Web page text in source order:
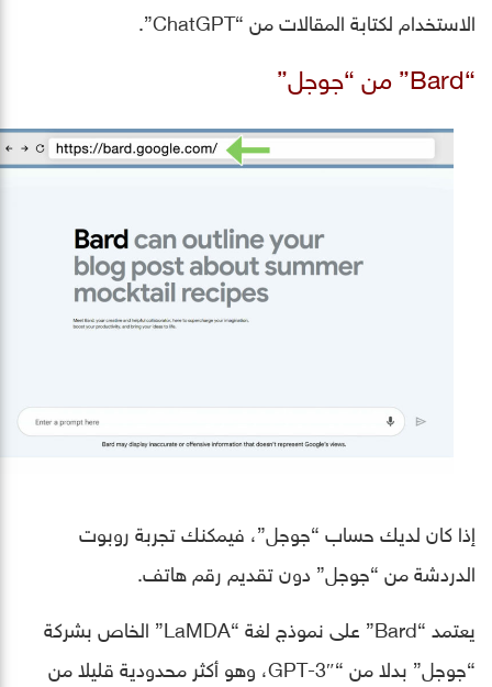
الاستخدام لكتابة المقالات من “ChatGPT”.
“Bard” من “جوجل”
إذا كان لديك حساب “جوجل”، فيمكنك تجربة روبوت
الدردشة من “جوجل” دون تقديم رقم هاتف.
يعتمد “Bard” على نموذج لغة “LaMDA” الخاص بشركة
“جوجل” بدلا من “GPT-3″، وهو أكثر محدودية قليلا من